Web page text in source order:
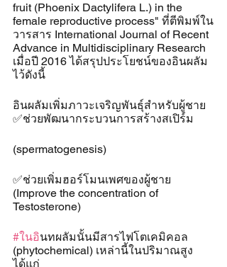
fruit (Phoenix Dactylifera L.) in the
female reproductive process" ที่ตีพิมพ์ใน
วารสาร International Journal of Recent
Advance in Multidisciplinary Research
เมื่อปี 2016 ได้สรุปประโยชน์ของอินผลัม
ไว้ดังนี้
อินผลัมเพิ่มภาวะเจริญพันธุ์สำหรับผู้ชาย
✅ช่วยพัฒนากระบวนการสร้างสเปิร์ม
(spermatogenesis)
✅ช่วยเพิ่มฮอร์โมนเพศของผู้ชาย
(Improve the concentration of
Testosterone)
#ในอินทผลัมนั้นมีสารไฟโตเคมิคอล
(phytochemical) เหล่านี้ในปริมาณสูง
ได้แก่